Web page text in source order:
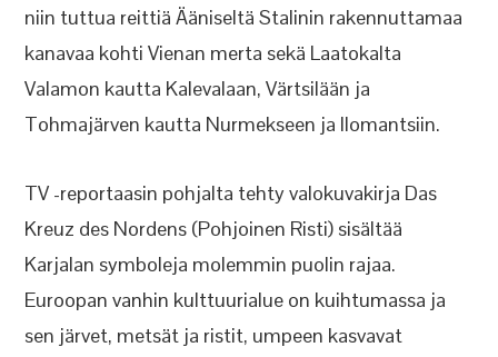
niin tuttua reittiä Ääniseltä Stalinin rakennuttamaa
kanavaa kohti Vienan merta sekä Laatokalta
Valamon kautta Kalevalaan, Värtsilään ja
Tohmajärven kautta Nurmekseen ja Ilomantsiin.
TV -reportaasin pohjalta tehty valokuvakirja Das
Kreuz des Nordens (Pohjoinen Risti) sisältää
Karjalan symboleja molemmin puolin rajaa.
Euroopan vanhin kulttuurialue on kuihtumassa ja
sen järvet, metsät ja ristit, umpeen kasvavat